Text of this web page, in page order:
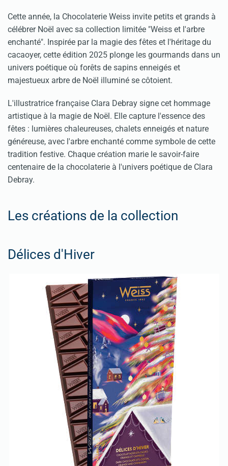
Cette année, la Chocolaterie Weiss invite petits et grands à
célébrer Noël avec sa collection limitée "Weiss et l'arbre
enchanté". Inspirée par la magie des fêtes et l'héritage du
cacaoyer, cette édition 2025 plonge les gourmands dans un
univers poétique où forêts de sapins enneigés et
majestueux arbre de Noël illuminé se côtoient.
L'illustratrice française Clara Debray signe cet hommage
artistique à la magie de Noël. Elle capture l'essence des
fêtes : lumières chaleureuses, chalets enneigés et nature
généreuse, avec l'arbre enchanté comme symbole de cette
tradition festive. Chaque création marie le savoir-faire
centenaire de la chocolaterie à l'univers poétique de Clara
Debray.
Les créations de la collection
Délices d'Hiver